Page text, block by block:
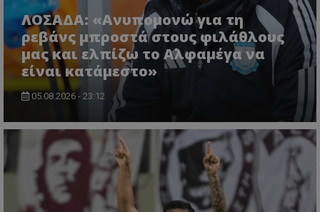
ΛΟΣΑΔΑ: «Ανυπομονώ για τη
ρεβάνς μπροστά στους φιλάθλους
μας και ελπίζω το Αλφαμέγα να
είναι κατάμεστο»
05.08.2026 - 23:12